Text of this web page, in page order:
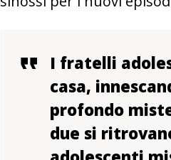
I fratelli
casa,
profondo
due si